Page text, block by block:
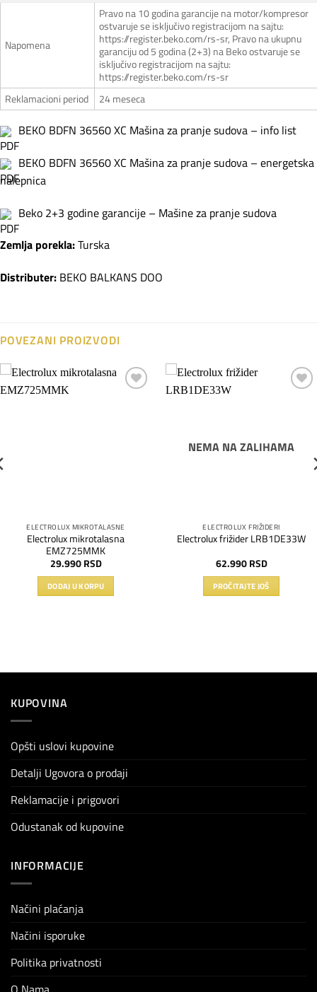
Napomena
Pravo na 10 godina garancije na motor/kompresor
ostvaruje se isključivo registracijom na sajtu:
https://register.beko.com/rs-sr, Pravo na ukupnu
garanciju od 5 godina (2+3) na Beko ostvaruje se
isključivo registracijom na sajtu:
https://register.beko.com/rs-sr
Reklamacioni period
24 meseca
BEKO BDFN 36560 XC Mašina za pranje sudova – info list
BEKO BDFN 36560 XC Mašina za pranje sudova – energetska
nalepnica
Beko 2+3 godine garancije – Mašine za pranje sudova
Zemlja porekla:Turska
Distributer: BEKO BALKANS DOO
POVEZANI PROIZVODI
ELECTROLUX MIKROTALASNE
Electrolux mikrotalasna
EMZ725MMK
29.990 RSD
DODAJ U KORPU
NEMA NA ZALIHAMA
ELECTROLUX FRIŽIDERI
Electrolux frižider LRB1DE33W
62.990 RSD
PROČITAJTE JOŠ
KUPOVINA
Opšti uslovi kupovine
Detalji Ugovora o prodaji
Reklamacije i prigovori
Odustanak od kupovine
INFORMACIJE
Načini plaćanja
Načini isporuke
Politika privatnosti